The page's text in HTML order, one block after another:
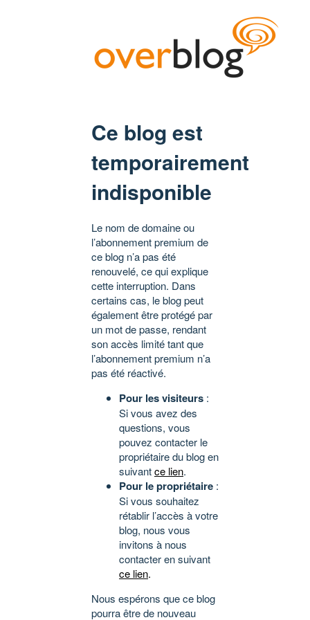
Ce blog est
temporairement
indisponible
Le nom de domaine ou
l’abonnement premium de
ce blog n’a pas été
renouvelé, ce qui explique
cette interruption. Dans
certains cas, le blog peut
également être protégé par
un mot de passe, rendant
son accès limité tant que
l’abonnement premium n’a
pas été réactivé.
Pour les visiteurs :
Si vous avez des
questions, vous
pouvez contacter le
propriétaire du blog en
suivantce lien.
Pour le propriétaire :
Si vous souhaitez
rétablir l’accès à votre
blog, nous vous
invitons à nous
contacter en suivant
ce lien.
Nous espérons que ce blog
pourra être de nouveau